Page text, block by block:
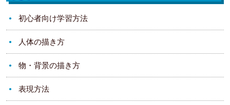
初心者向け学習方法
人体の描き方
物・背景の描き方
表現方法